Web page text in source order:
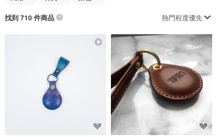
找到 710 件商品 熱門程度優先